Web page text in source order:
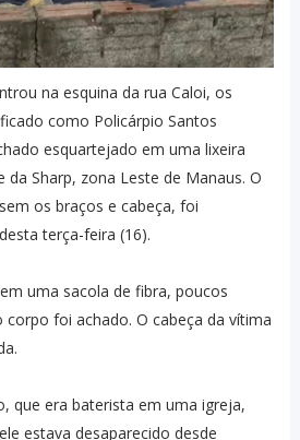
na esquina da rua Caloi, os
como Policárpio Santos
esquartejado em uma lixeira
da Sharp, zona Leste de Manaus. O
os braços e cabeça, foi
terça-feira (16).
uma sacola de fibra, poucos
foi achado. O cabeça da vítima
que era baterista em uma igreja,
estava desaparecido desde